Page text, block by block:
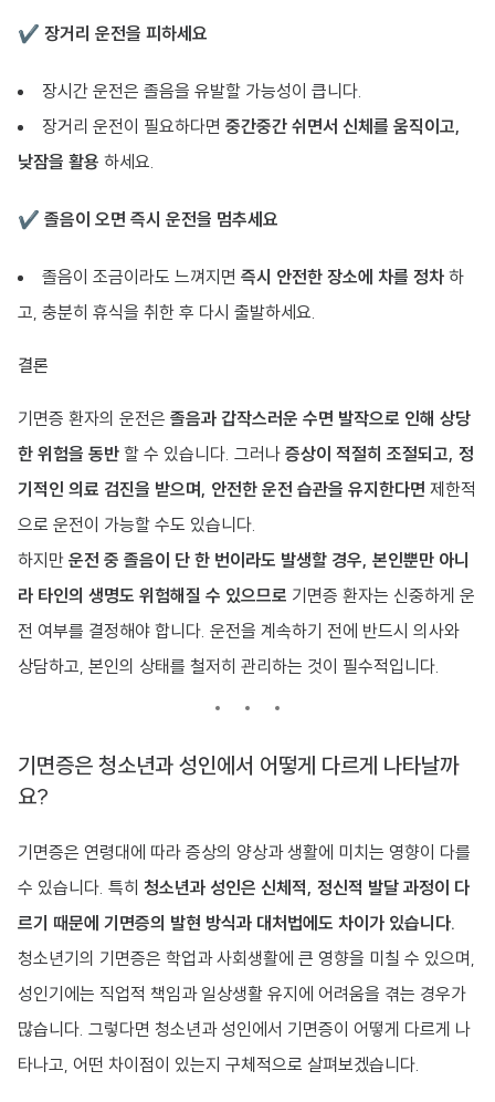
✔ 장거리 운전을 피하세요
장시간 운전은 졸음을 유발할 가능성이 큽니다.
장거리 운전이 필요하다면 중간중간 쉬면서 신체를 움직이고,
낮잠을 활용 하세요.
✔ 졸음이 오면 즉시 운전을 멈추세요
졸음이 조금이라도 느껴지면 즉시 안전한 장소에 차를 정차 하
고, 충분히 휴식을 취한 후 다시 출발하세요.
결론
기면증 환자의 운전은 졸음과 갑작스러운 수면 발작으로 인해 상당
한 위험을 동반 할 수 있습니다. 그러나 증상이 적절히 조절되고, 정
기적인 의료 검진을 받으며, 안전한 운전 습관을 유지한다면 제한적
으로 운전이 가능할 수도 있습니다.
하지만 운전 중 졸음이 단 한 번이라도 발생할 경우, 본인뿐만 아니
라 타인의 생명도 위험해질 수 있으므로 기면증 환자는 신중하게 운
전 여부를 결정해야 합니다. 운전을 계속하기 전에 반드시 의사와
상담하고, 본인의 상태를 철저히 관리하는 것이 필수적입니다.
기면증은 청소년과 성인에서 어떻게 다르게 나타날까
요?
기면증은 연령대에 따라 증상의 양상과 생활에 미치는 영향이 다를
수 있습니다. 특히 청소년과 성인은 신체적, 정신적 발달 과정이 다
르기 때문에 기면증의 발현 방식과 대처법에도 차이가 있습니다.
청소년기의 기면증은 학업과 사회생활에 큰 영향을 미칠 수 있으며,
성인기에는 직업적 책임과 일상생활 유지에 어려움을 겪는 경우가
많습니다. 그렇다면 청소년과 성인에서 기면증이 어떻게 다르게 나
타나고, 어떤 차이점이 있는지 구체적으로 살펴보겠습니다.